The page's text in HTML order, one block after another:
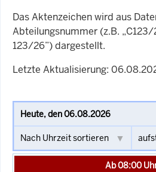
Das Aktenzeichen wird aus
Abteilungsnummer (z.B. „C123/
123/26”) dargestellt.
Letzte Aktualisierung:
Ab 08:00